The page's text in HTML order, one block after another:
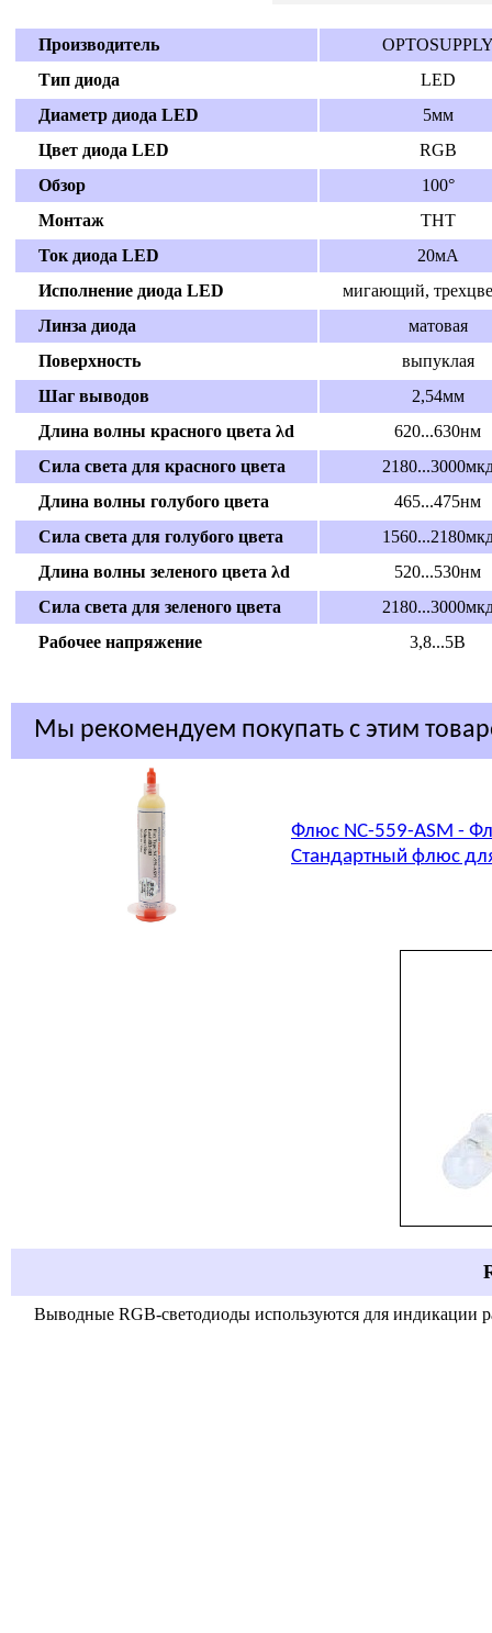
Производитель
Тип диода
LED
Диаметр диода LED
5мм
Цвет диодa LED
RGB
Обзор
100°
Монтаж
THT
Ток диода LED
20мА
Исполнение диода LED
мигающий,
Линза диода
матовая
Поверхность
выпуклая
Шаг выводов
2,54мм
Длина волны красного цвета λd
620...630нм
Сила света для красного цвета
Длина волны голубого цвета
465...475нм
Сила света для голубого цвета
Длина волны зеленого цвета λd
520...530нм
Сила света для зеленого цвета
Рабочее напряжение
3,8...5В
Мы рекомендуем покупать с этим
Флюс NC-559-ASM -
Стандартный флюс
Выводные RGB-светодиоды используются для